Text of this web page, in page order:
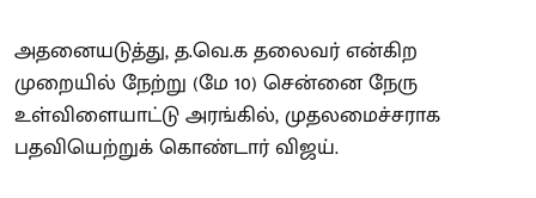
அதனையடுத்து, த.வெ.க தலைவர் என்கிற
முறையில் நேற்று (மே 10) சென்னை நேரு
உள்விளையாட்டு அரங்கில், முதலமைச்சராக
பதவியெற்றுக் கொண்டார் விஜய்.